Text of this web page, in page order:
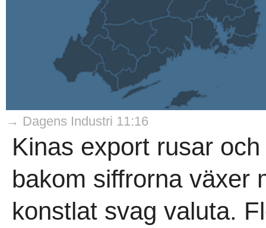
→ Dagens Industri 11:16
Kinas export rusar
bakom siffrorna växer
konstlat svag valuta.